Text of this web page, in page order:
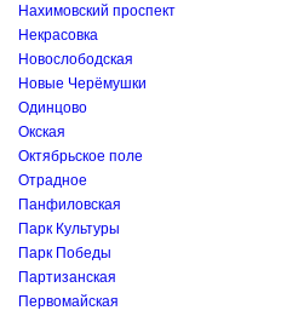
Нахимовский проспект
Некрасовка
Новослободская
Новые Черёмушки
Одинцово
Окская
Октябрьское поле
Отрадное
Панфиловская
Парк Культуры
Парк Победы
Партизанская
Первомайская